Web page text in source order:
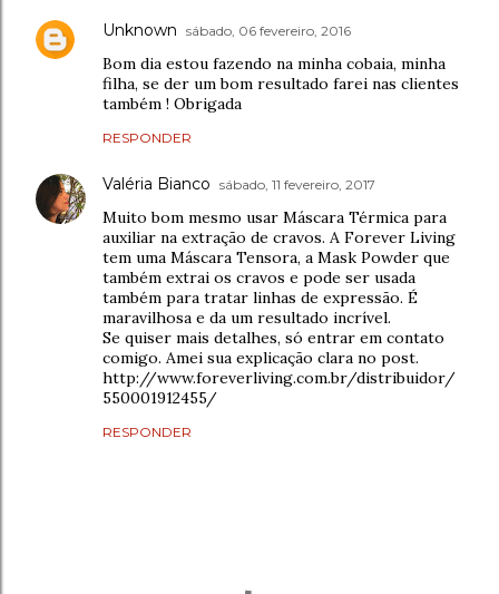
Unknown sábado, 06 fevereiro, 2016
Bom dia estou fazendo na minha cobaia, minha
filha, se der um bom resultado farei nas clientes
também ! Obrigada
RESPONDER
Valéria Bianco sábado, 11 fevereiro, 2017
Muito bom mesmo usar Máscara Térmica para
auxiliar na extração de cravos. A Forever Living
tem uma Máscara Tensora, a Mask Powder que
também extrai os cravos e pode ser usada
também para tratar linhas de expressão. É
maravilhosa e da um resultado incrível.
Se quiser mais detalhes, só entrar em contato
comigo. Amei sua explicação clara no post.
http://www.foreverliving.com.br/distribuidor/
550001912455/
RESPONDER